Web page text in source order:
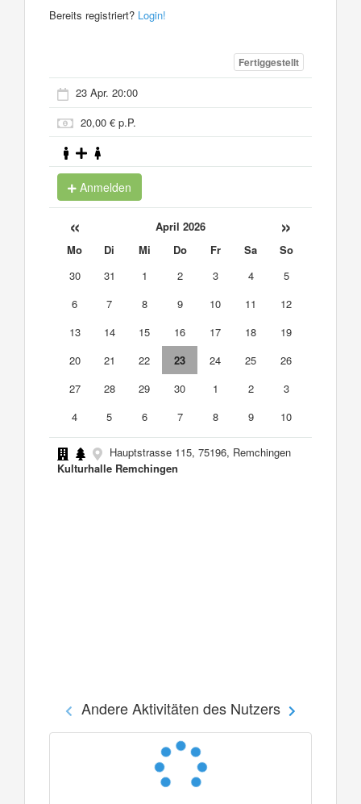
Bereits registriert? Login!
Fertiggestellt
23 Apr. 20:00
20,00 € p.P.
Anmelden
« April 2026 »
Mo Di Mi Do Fr Sa
So
30
31 1 2 3 4
5
6
7 8 9 10 11
12
13
14 15 16 17 18
19
20
21 22 23 24 25
26
27
28 29 30 1 2
3
4
5 6 7 8 9 10
Hauptstrasse 115, 75196, Remchingen
Kulturhalle Remchingen
Andere Aktivitäten des Nutzers